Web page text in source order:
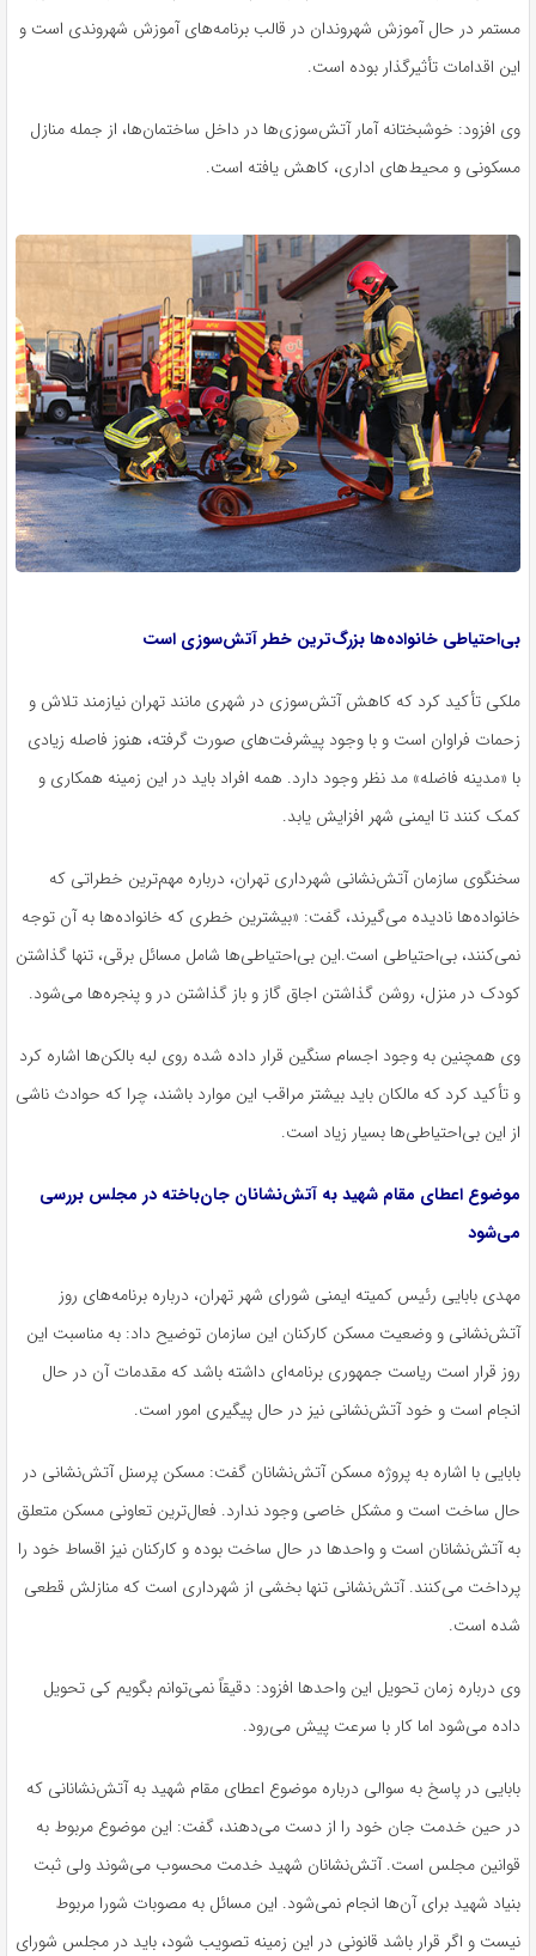
مستمر در حال آموزش شهروندان در قالب برنامه‌های آموزش شهروندی است و
این اقدامات تأثیرگذار بوده است.
وی افزود: خوشبختانه آمار آتش‌سوزی‌ها در داخل ساختمان‌ها، از جمله منازل
مسکونی و محیط‌های اداری، کاهش یافته است.
بی‌احتیاطی خانواده‌ها بزرگ‌ترین خطر آتش‌سوزی است
ملکی تأکید کرد که کاهش آتش‌سوزی در شهری مانند تهران نیازمند تلاش و
زحمات فراوان است و با وجود پیشرفت‌های صورت گرفته، هنوز فاصله زیادی
با «مدینه فاضله» مد نظر وجود دارد. همه افراد باید در این زمینه همکاری و
کمک کنند تا ایمنی شهر افزایش یابد.
سخنگوی سازمان آتش‌نشانی شهرداری تهران، درباره مهم‌ترین خطراتی که
خانواده‌ها نادیده می‌گیرند، گفت: «بیشترین خطری که خانواده‌ها به آن توجه
نمی‌کنند، بی‌احتیاطی است.این بی‌احتیاطی‌ها شامل مسائل برقی، تنها گذاشتن
کودک در منزل، روشن گذاشتن اجاق گاز و باز گذاشتن در و پنجره‌ها می‌شود.
وی همچنین به وجود اجسام سنگین قرار داده شده روی لبه بالکن‌ها اشاره کرد
و تأکید کرد که مالکان باید بیشتر مراقب این موارد باشند، چرا که حوادث ناشی
از این بی‌احتیاطی‌ها بسیار زیاد است.
موضوع اعطای مقام شهید به آتش‌نشانان جان‌باخته در مجلس بررسی
می‌شود
مهدی بابایی رئیس کمیته ایمنی شورای شهر تهران، درباره برنامه‌های روز
آتش‌نشانی و وضعیت مسکن کارکنان این سازمان توضیح داد: به مناسبت این
روز قرار است ریاست جمهوری برنامه‌ای داشته باشد که مقدمات آن در حال
انجام است و خود آتش‌نشانی نیز در حال پیگیری امور است.
بابایی با اشاره به پروژه مسکن آتش‌نشانان گفت: مسکن پرسنل آتش‌نشانی در
حال ساخت است و مشکل خاصی وجود ندارد. فعال‌ترین تعاونی مسکن متعلق
به آتش‌نشانان است و واحدها در حال ساخت بوده و کارکنان نیز اقساط خود را
پرداخت می‌کنند. آتش‌نشانی تنها بخشی از شهرداری است که منازلش قطعی
شده است.
وی درباره زمان تحویل این واحدها افزود: دقیقاً نمی‌توانم بگویم کی تحویل
داده می‌شود اما کار با سرعت پیش می‌رود.
بابایی در پاسخ به سوالی درباره موضوع اعطای مقام شهید به آتش‌نشانانی که
در حین خدمت جان خود را از دست می‌دهند، گفت: این موضوع مربوط به
قوانین مجلس است. آتش‌نشانان شهید خدمت محسوب می‌شوند ولی ثبت
بنیاد شهید برای آن‌ها انجام نمی‌شود. این مسائل به مصوبات شورا مربوط
نیست و اگر قرار باشد قانونی در این زمینه تصویب شود، باید در مجلس شورای